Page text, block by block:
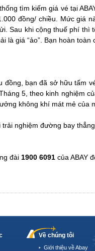
tìm kiếm giá vé tại
đồng/ chiều. Mức giá
Sau khi cộng thuế phí thì
là giá “ảo”. Bạn hoàn
đồng, bạn đã sở hữu tấm
5, theo kinh nghiệm
không khí mát mẻ của
nghiệm đường bay
đài 1900 6091 của ABAY
Về chúng tôi
Giới thiệu về Abay